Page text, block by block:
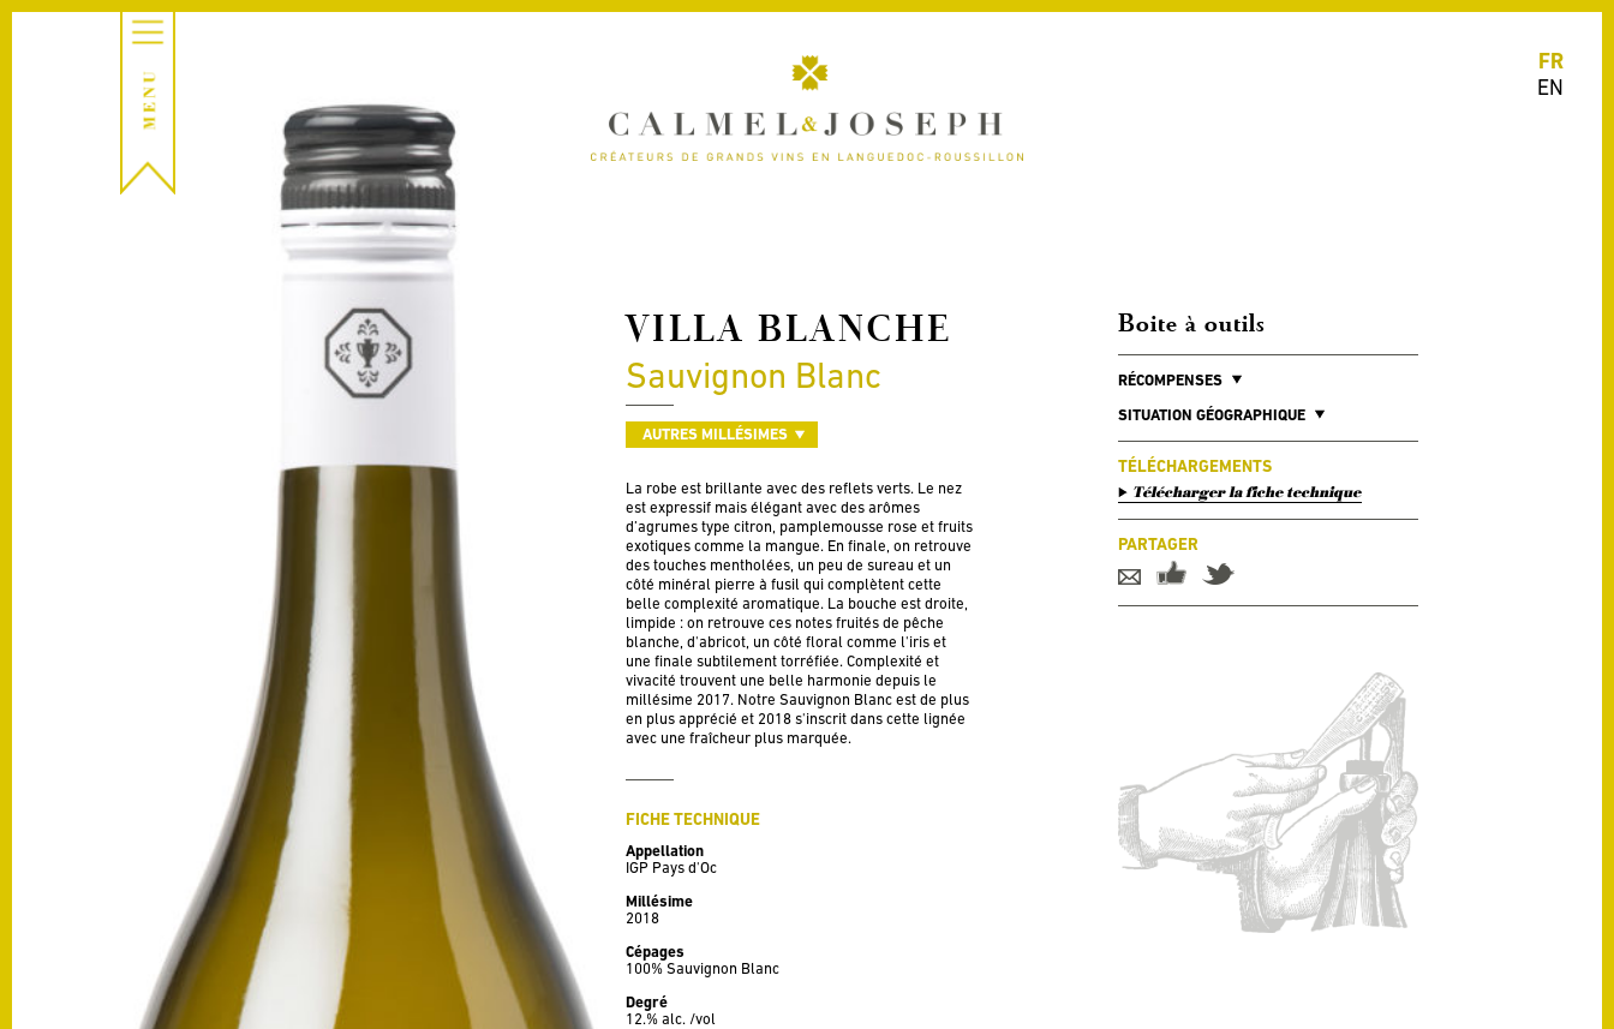
FR
EN
VILLA BLANCHE
Sauvignon Blanc
AUTRES MILLÉSIMES
La robe est brillante avec des reflets verts. Le nez
est expressif mais élégant avec des arômes
d’agrumes type citron, pamplemousse rose et fruits
exotiques comme la mangue. En finale, on retrouve
des touches mentholées, un peu de sureau et un
côté minéral pierre à fusil qui complètent cette
belle complexité aromatique. La bouche est droite,
limpide : on retrouve ces notes fruités de pêche
blanche, d'abricot, un côté floral comme l'iris et
une finale subtilement torréfiée. Complexité et
vivacité trouvent une belle harmonie depuis le
millésime 2017. Notre Sauvignon Blanc est de plus
en plus apprécié et 2018 s'inscrit dans cette lignée
avec une fraîcheur plus marquée.
FICHE TECHNIQUE
Appellation
IGP Pays d'Oc
Millésime
2018
Cépages
100% Sauvignon Blanc
Degré
12.% alc. /vol
Boite à outils
RÉCOMPENSES
SITUATION GÉOGRAPHIQUE
TÉLÉCHARGEMENTS
Télécharger la fiche technique
PARTAGER